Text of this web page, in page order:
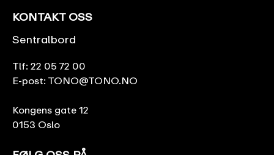
KONTAKT OSS
Sentralbord
Tlf: 22 05 72 00
E-post: TONO@TONO.NO
Kongens gate 12
0153 Oslo